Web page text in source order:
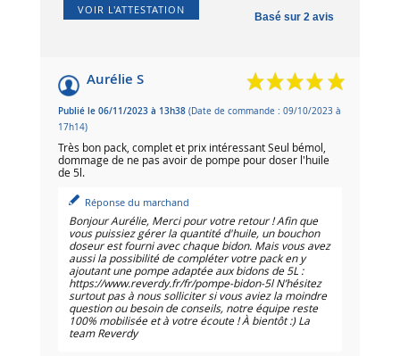
VOIR L'ATTESTATION
Basé sur 2 avis
Aurélie S
Publié le 06/11/2023 à 13h38(Date de commande : 09/10/2023 à
17h14)
Très bon pack, complet et prix intéressant Seul bémol,
dommage de ne pas avoir de pompe pour doser l'huile
de 5l.
Réponse du marchand
Bonjour Aurélie, Merci pour votre retour ! Afin que
vous puissiez gérer la quantité d'huile, un bouchon
doseur est fourni avec chaque bidon. Mais vous avez
aussi la possibilité de compléter votre pack en y
ajoutant une pompe adaptée aux bidons de 5L :
https://www.reverdy.fr/fr/pompe-bidon-5l N’hésitez
surtout pas à nous solliciter si vous aviez la moindre
question ou besoin de conseils, notre équipe reste
100% mobilisée et à votre écoute ! À bientôt :) La
team Reverdy